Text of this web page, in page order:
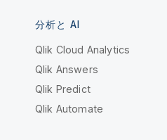
分析と AI
Qlik Cloud Analytics
Qlik Answers
Qlik Predict
Qlik Automate